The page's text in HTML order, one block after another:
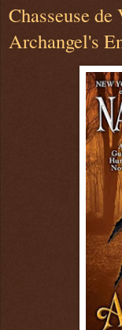
Chasseuse
Archangel's